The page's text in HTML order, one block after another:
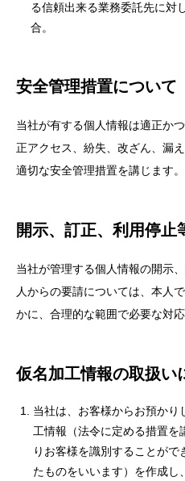
る信頼出来る業務委託先に対
合。
安全管理措置について
当社が有する個人情報は適正か
正アクセス、紛失、改ざん、漏
適切な安全管理措置を講じます。
開示、訂正、利用停止
当社が管理する個人情報の開示
人からの要請については、本人
かに、合理的な範囲で必要な対応
仮名加工情報の取扱い
当社は、お客様からお預かり
工情報（法令に定める措置を
りお客様を識別することが
たものをいいます）を作成し